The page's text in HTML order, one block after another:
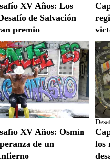
XV Años: Los
de Salvación
premio
XV Años: Osmín
de un
los